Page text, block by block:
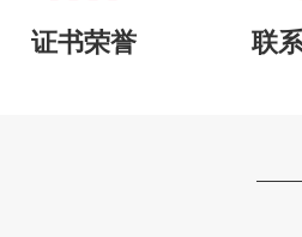
证书荣誉 联